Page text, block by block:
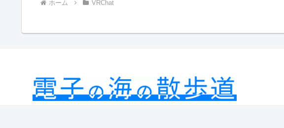
ホーム VRChat